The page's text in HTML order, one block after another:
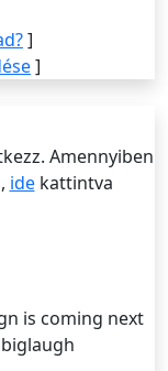
]
]
Amennyiben
idekattintva
is coming next